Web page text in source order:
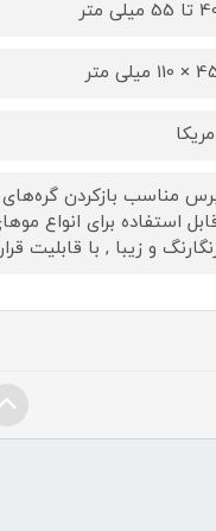
میلی متر
میلی متر
مناسب بازکردن
استفاده برای انواع
و زیبا , با